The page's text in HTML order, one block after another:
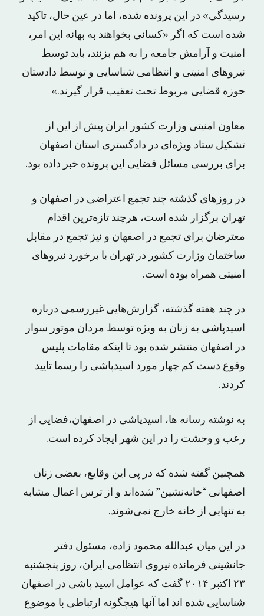
رسیدگی» در این پرونده شده، اما در عین حال، تاکید
شده است که اگر «کسانی بخواهند به بهانه این امر،
امنیت و آرامش جامعه را به هم بزنند، باید توسط
نیروهای امنیتی و انتظامی شناسایی و توسط دادستان
حوزه قضایی مربوط تحت تعقیب قرار گیرند.»
معاون امنیتی وزارت کشور ایران پیش از این از
تشکیل ستاد ویژه‌ای در دادگستری استان اصفهان
برای بررسی مسائل قضایی این پرونده خبر داده بود.
در روزهای گذشته چند تجمع اعتراضی در اصفهان و
تهران برگزار شده است، هرچند تازه‌ترین اقدام
معترضان برای تجمع در اصفهان و نیز تجمع در مقابل
ساختمان وزارت کشور در تهران با برخورد نیروهای
امنیتی همراه بوده است.
در چند هفته گذشته، گزارش‌هایی غیررسمی درباره
اسیدپاشی به زنان به ویژه توسط مردان موتور سوار
در اصفهان منتشر شده بود تا اینکه مقامات پلیس
وقوع دست کم چهار مورد اسیدپاشی را رسما تایید
کردند.
به نوشته رسانه ها، اسیدپاشی در اصفهان،فضایی از
رعب و وحشت را در این شهر ایجاد کرده است.
همچنین گفته شده که در پی این وقایع، بعضی زنان
اصفهانی “خانه‌نشین” شده‌اند و از ترس اعمال مشابه
به تنهایی از خانه خارج نمی‌شوند.
در این میان عبدالله محمود زاده، مسئول دفتر
جانشینی فرمانده نیروی انتظامی ایران، روز پنجشنبه
۲۳ اکتبر ۲۰۱۴ گفت که عوامل اسید پاشی در اصفهان
شناسایی شده اند اما آنها هیچگونه ارتباطی با موضوع